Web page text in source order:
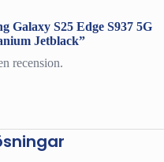
Galaxy S25 Edge S937 5G
Jetblack”
recension.